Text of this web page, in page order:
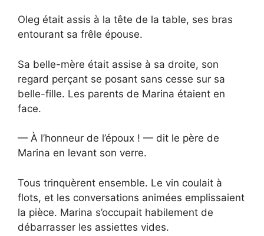
Oleg était assis à la tête de la table, ses bras
entourant sa frêle épouse.
Sa belle-mère était assise à sa droite, son
regard perçant se posant sans cesse sur sa
belle-fille. Les parents de Marina étaient en
face.
— À l’honneur de l’époux ! — dit le père de
Marina en levant son verre.
Tous trinquèrent ensemble. Le vin coulait à
flots, et les conversations animées emplissaient
la pièce. Marina s’occupait habilement de
débarrasser les assiettes vides.